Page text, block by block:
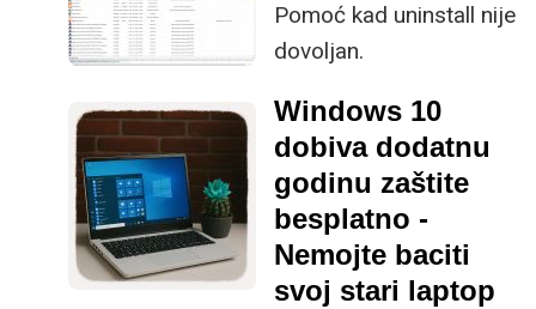
računala, bez obzira
radilo se o poslovnom
ili skroz kućnom
okruženju. „Da je bar
još koja giga“ je izreka
koju smo svi u nekom
trenu pomislili.
Pomoć kad uninstall nije
dovoljan.
Windows 10
dobiva dodatnu
godinu zaštite
besplatno -
Nemojte baciti
svoj stari laptop